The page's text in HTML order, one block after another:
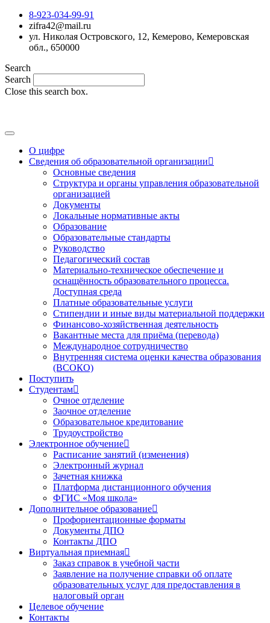
8-923-034-99-91
zifra42@mail.ru
ул. Николая Островского, 12, Кемерово, Кемеровская
обл., 650000
Search
Search
Close this search box.
О цифре
Сведения об образовательной организации
Основные сведения
Структура и органы управления образовательной
организацией
Документы
Локальные нормативные акты
Образование
Образовательные стандарты
Руководство
Педагогический состав
Материально-техническое обеспечение и
оснащённость образовательного процесса.
Доступная среда
Платные образовательные услуги
Стипендии и иные виды материальной поддержки
Финансово-хозяйственная деятельность
Вакантные места для приёма (перевода)
Международное сотрудничество
Внутренняя система оценки качества образования
(ВСОКО)
Поступить
Студентам
Очное отделение
Заочное отделение
Образовательное кредитование
Трудоустройство
Электронное обучение
Расписание занятий (изменения)
Электронный журнал
Зачетная книжка
Платформа дистанционного обучения
ФГИС «Моя школа»
Дополнительное образование
Профориентационные форматы
Документы ДПО
Контакты ДПО
Виртуальная приемная
Заказ справок в учебной части
Заявление на получение справки об оплате
образовательных услуг для предоставления в
налоговый орган
Целевое обучение
Контакты